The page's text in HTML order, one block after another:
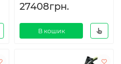
27408грн.
В кошик